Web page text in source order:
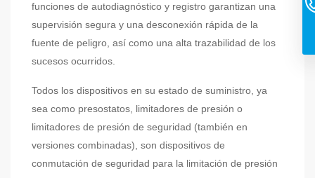
funciones de autodiagnóstico y registro garantizan una
supervisión segura y una desconexión rápida de la
fuente de peligro, así como una alta trazabilidad de los
sucesos ocurridos.
Todos los dispositivos en su estado de suministro, ya
sea como presostatos, limitadores de presión o
limitadores de presión de seguridad (también en
versiones combinadas), son dispositivos de
conmutación de seguridad para la limitación de presión